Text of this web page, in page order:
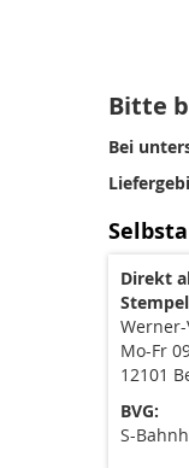
Bitte
Bei
Direkt
Mo-Fr
12101
BVG:
S-